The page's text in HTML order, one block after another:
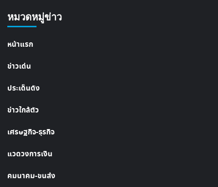
หมวดหมู่ข่าว
หน้าแรก
ข่าวเด่น
ประเด็นดัง
ข่าวใกล้ตัว
เศรษฐกิจ-ธุรกิจ
แวดวงการเงิน
คมนาคม-ขนส่ง